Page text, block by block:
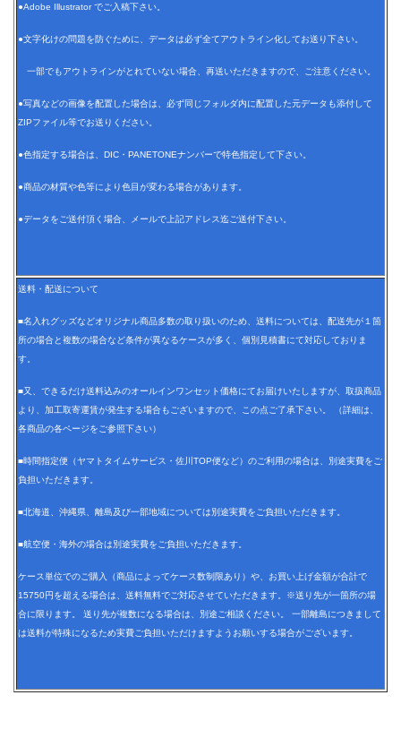
●Adobe Illustrator でご入稿下さい。
●文字化けの問題を防ぐために、データは必ず全てアウトライン化してお送り下さい。
一部でもアウトラインがとれていない場合、再送いただきますので、ご注意ください。
●写真などの画像を配置した場合は、必ず同じフォルダ内に配置した元データも添付して
ZIPファイル等でお送りください。
●色指定する場合は、DIC・PANETONEナンバーで特色指定して下さい。
●商品の材質や色等により色目が変わる場合があります。
●データをご送付頂く場合、メールで上記アドレス迄ご送付下さい。
送料・配送について
■名入れグッズなどオリジナル商品多数の取り扱いのため、送料については、配送先が１箇
所の場合と複数の場合など条件が異なるケースが多く、個別見積書にて対応しておりま
す。
■又、できるだけ送料込みのオールインワンセット価格にてお届けいたしますが、取扱商品
より、加工取寄運賃が発生する場合もございますので、この点ご了承下さい。 （詳細は、
各商品の各ページをご参照下さい）
■時間指定便（ヤマトタイムサービス・佐川TOP便など）のご利用の場合は、別途実費をご
負担いただきます。
■北海道、沖縄県、離島及び一部地域については別途実費をご負担いただきます。
■航空便・海外の場合は別途実費をご負担いただきます。
ケース単位でのご購入（商品によってケース数制限あり）や、お買い上げ金額が合計で
15750円を超える場合は、送料無料でご対応させていただきます。※送り先が一箇所の場
合に限ります。 送り先が複数になる場合は、別途ご相談ください。 一部離島につきまして
は送料が特殊になるため実費ご負担いただけますようお願いする場合がございます。